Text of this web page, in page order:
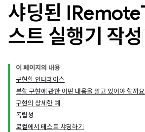
샤딩된 IRemote
스트 실행기 작성
이 페이지의 내용
구현할 인터페이스
분할 구현에 관한 어떤 내용을 알고 있어야 할까
구현의 상세한 예
독립성
로컬에서 테스트 샤딩하기